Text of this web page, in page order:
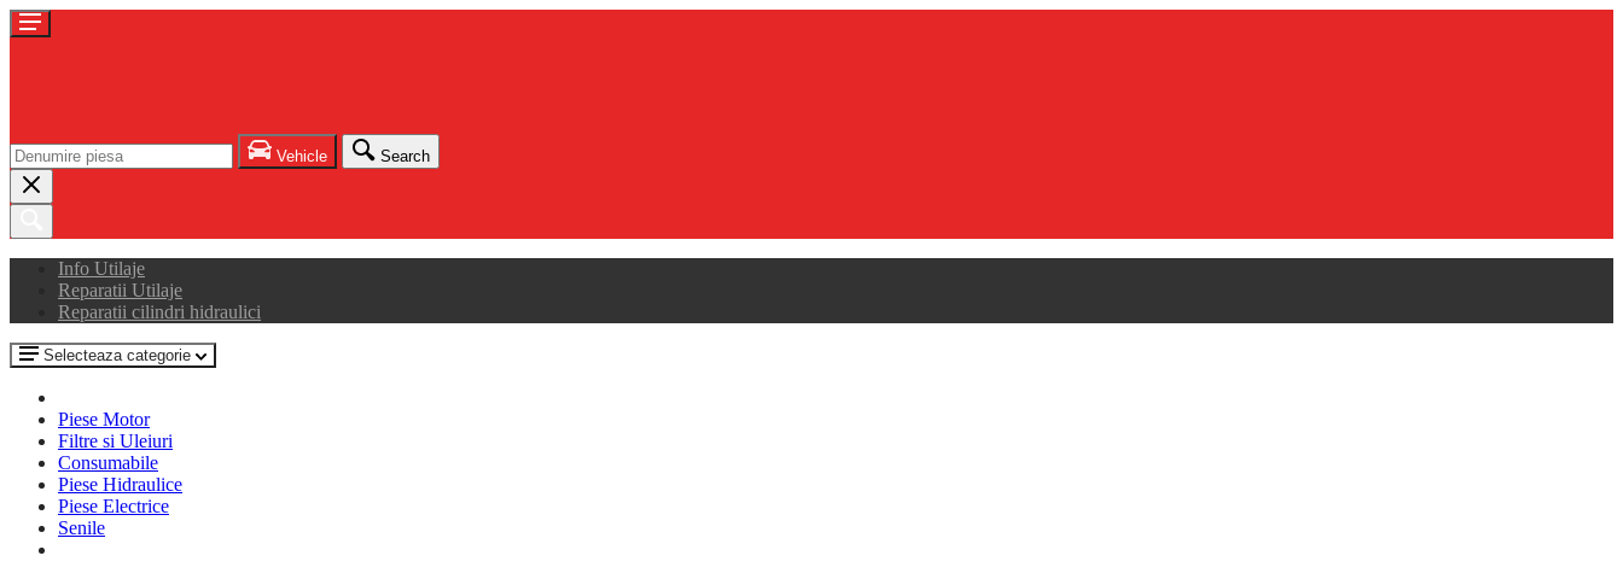
Vehicle Search
Info Utilaje
Reparatii Utilaje
Reparatii cilindri hidraulici
Selecteaza categorie
Piese Motor
Filtre si Uleiuri
Consumabile
Piese Hidraulice
Piese Electrice
Senile